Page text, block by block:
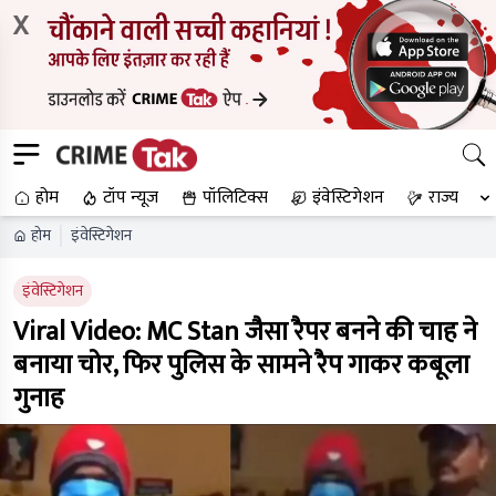
X
होम टॉप न्यूज पॉलिटिक्स इंवेस्टिगेशन राज्य
होम इंवेस्टिगेशन
इंवेस्टिगेशन
Viral Video: MC Stan जैसा रैपर बनने की चाह ने
बनाया चोर, फिर पुलिस के सामने रैप गाकर कबूला
गुनाह